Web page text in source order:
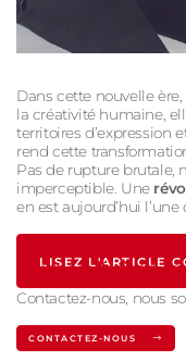
Dans cette nouvelle
la créativité humaine,
territoires d’expression
rend cette
Pas de rupture brutale,
imperceptible. Une
en est aujourd’hui
LISEZ L'ARTICLE
>
Vous souhaitez
Contactez-nous, nous
CONTACTEZ-NOUS